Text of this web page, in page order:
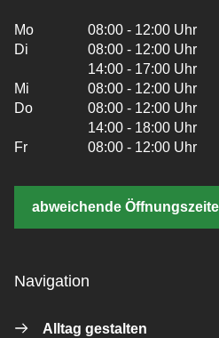
Mo
08:00 - 12:00 Uhr
Di
08:00 - 12:00 Uhr
14:00 - 17:00 Uhr
Mi
08:00 - 12:00 Uhr
Do
08:00 - 12:00 Uhr
14:00 - 18:00 Uhr
Fr
08:00 - 12:00 Uhr
abweichende
Navigation
Alltag gestalten